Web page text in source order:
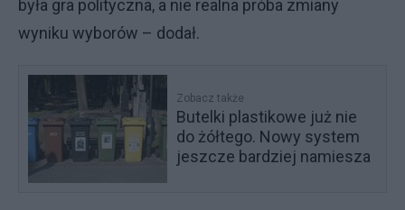
była gra polityczna, a nie realna próba zmiany
wyniku wyborów – dodał.
Zobacz także
Butelki plastikowe już nie
do żółtego. Nowy system
jeszcze bardziej namiesza